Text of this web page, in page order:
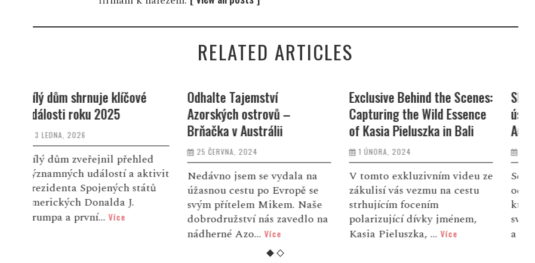
RELATED ARTICLES
Odhalte Tajemství
Azorských ostrovů –
Brňačka v Austrálii
Nedávno jsem se vydala na
úžasnou cestu po Evropě se
svým přítelem Mikem. Naše
dobrodružství nás zavedlo na
Exclusive Behind the Scenes:
Capturing the Wild Essence
of Kasia Pieluszka in Bali
1 ÚNORA, 2024
V tomto exkluzivním videu ze
zákulisí vás vezmu na cestu
strhujícím focením
polarizující dívky jménem,
Kasia Pieluszka, ...
Slečna z Brna se stala
úspěšnou fotografkou v
Austrálii
3 LEDNA, 2024
Seznamte se s Kristýnou,
odvážnou mladou ženou,
která před osmi lety opustila
svůj domov v České republice
a hledala nov... Více